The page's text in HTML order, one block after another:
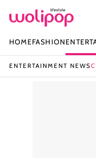
HOMEFASHION
ENTERTAINMENT NEWS